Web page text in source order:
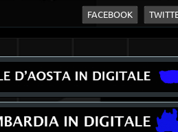
FACEBOOK